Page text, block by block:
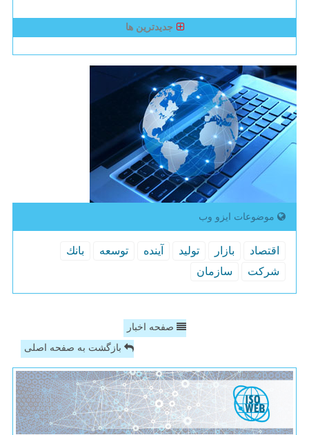
جدیدترین ها
موضوعات ایزو وب
اقتصاد بازار تولید آینده توسعه
بانك
شركت
سازمان
صفحه اخبار
بازگشت به صفحه اصلی